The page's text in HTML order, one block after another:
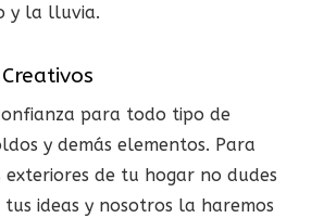
y la lluvia.
para todo tipo de
y demás elementos. Para
de tu hogar no dudes
ideas y nosotros la haremos